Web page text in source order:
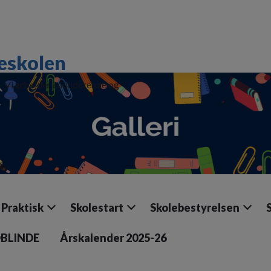
Vi arbejder inkluderende og
Praktisk Skolestart Skolebestyrelsen
Årskalender 2025-26